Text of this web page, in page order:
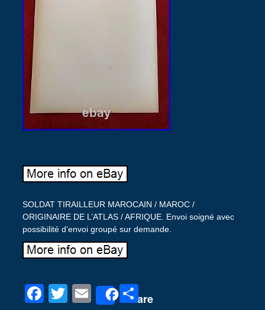
SOLDAT TIRAILLEUR MAROCAIN / MAROC /
ORIGINAIRE DE L’ATLAS / AFRIQUE. Envoi soigné avec
possibilité d’envoi groupé sur demande.
F
T
E
Share
P